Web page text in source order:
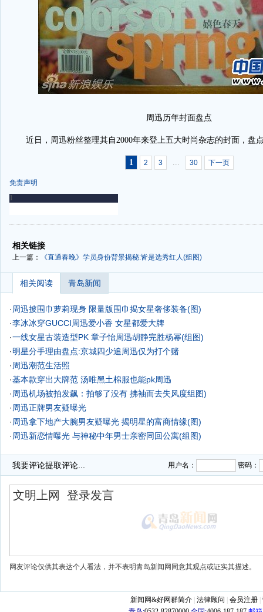
周迅历年封面盘点
近日，周迅粉丝整理其自2000年来登上五大时尚杂志的封面，盘
1 2 3 ... 30 下一页
免责声明
-
相关链接
上一篇： 《直通春晚》学员身份背景揭秘:皆是选秀红人(组图)
相关阅读 青岛新闻
· 周迅披围巾萝莉现身 限量版围巾揭女星奢侈装备(图)
·李冰冰穿GUCCI周迅爱小香 女星都爱大牌
·一线女星古装造型PK 章子怡周迅胡静完胜杨幂(组图)
·明星分手理由盘点:京城四少追周迅仅为打个赌
· 周迅潮范生活照
·基本款穿出大牌范 汤唯黑土棉服也能pk周迅
· 周迅机场被拍发飙：拍够了没有 拂袖而去失风度组图)
· 周迅正牌男友疑曝光
· 周迅拿下地产大腕男友疑曝光 揭明星的富商情缘(图)
· 周迅新恋情曝光 与神秘中年男士亲密同回公寓(组图)
我要评论提取评论... 用户名： 密码：
网友评论仅供其表达个人看法，并不表明青岛新闻网同意其观点或证实其描述。